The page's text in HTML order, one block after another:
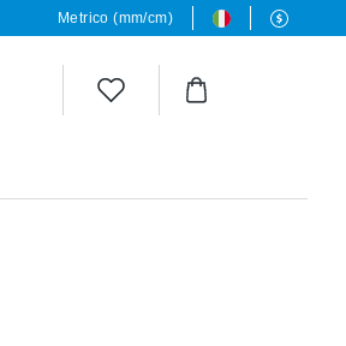
Metrico (mm/cm)